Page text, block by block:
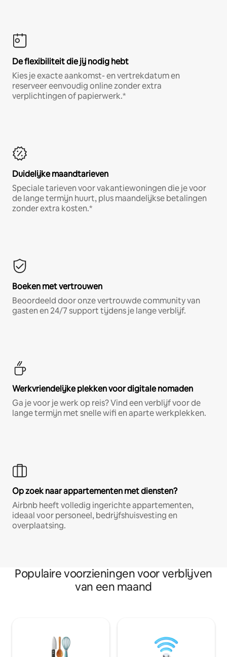
De flexibiliteit die jij nodig hebt
Kies je exacte aankomst- en vertrekdatum en
reserveer eenvoudig online zonder extra
verplichtingen of papierwerk.*
Duidelijke maandtarieven
Speciale tarieven voor vakantiewoningen die je voor
de lange termijn huurt, plus maandelijkse betalingen
zonder extra kosten.*
Boeken met vertrouwen
Beoordeeld door onze vertrouwde community van
gasten en 24/7 support tijdens je lange verblijf.
Werkvriendelijke plekken voor digitale nomaden
Ga je voor je werk op reis? Vind een verblijf voor de
lange termijn met snelle wifi en aparte werkplekken.
Op zoek naar appartementen met diensten?
Airbnb heeft volledig ingerichte appartementen,
ideaal voor personeel, bedrijfshuisvesting en
overplaatsing.
Populaire voorzieningen voor verblijven
van een maand